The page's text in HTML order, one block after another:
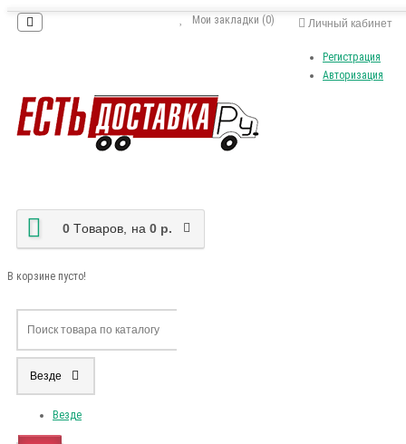
Личный кабинет
Регистрация
Авторизация
Мои закладки (0)
0 Tоваров, на 0 р.
В корзине пусто!
Везде
Везде